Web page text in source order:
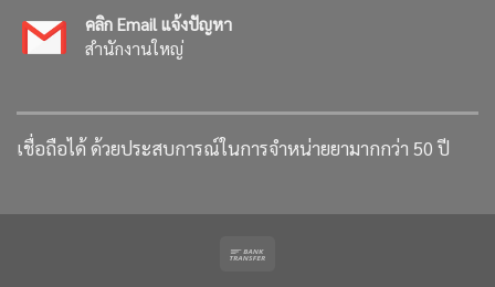
คลิก Email แจ้งปัญหา
สำนักงานใหญ่
เชื่อถือได้ ด้วยประสบการณ์ในการจำหน่ายยามากกว่า 50 ปี